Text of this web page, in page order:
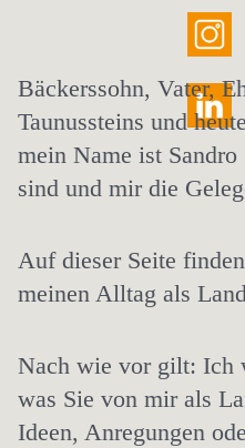
Bäckerssohn, Vater,
Taunussteins und
mein Name ist
sind und mir die
Auf dieser Seite
meinen Alltag als
Nach wie vor gilt: Ich
was Sie von mir als
Ideen, Anregungen